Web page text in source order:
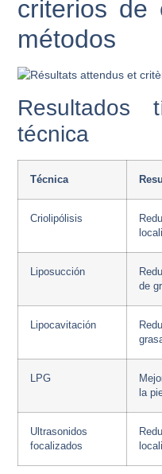
criterios de
métodos
Resultados
técnica
Técnica
Criolipólisis
Liposucción
de
Lipocavitación
LPG
la
Ultrasonidos
focalizados